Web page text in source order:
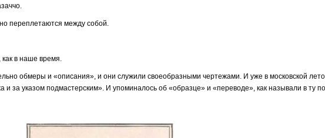
переплетаются меж­ду собой.
в наше время.
обмеры и «описа­ния», и они служили своеобразными чертежами. И уже в московской
и за ука­зом подмастерским». И упоминалось об «образце» и «переводе», как на­зывали в ту